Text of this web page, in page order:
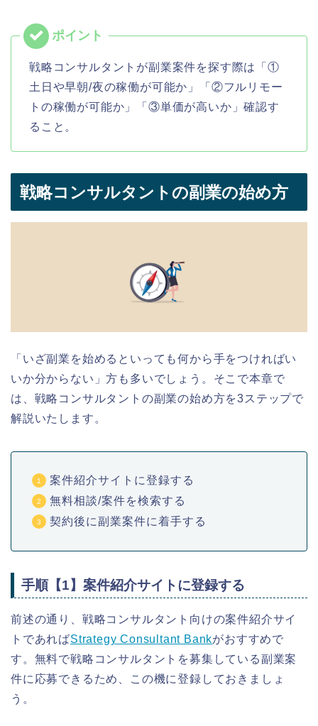
戦略コンサルタントが副業案件を探す際は「①
土日や早朝/夜の稼働が可能か」「②フルリモー
トの稼働が可能か」「③単価が高いか」確認す
ること。
戦略コンサルタントの副業の始め方
「いざ副業を始めるといっても何から手をつければい
いか分からない」方も多いでしょう。そこで本章で
は、戦略コンサルタントの副業の始め方を3ステップで
解説いたします。
案件紹介サイトに登録する
無料相談/案件を検索する
契約後に副業案件に着手する
手順【1】案件紹介サイトに登録する
前述の通り、戦略コンサルタント向けの案件紹介サイ
トであればStrategy Consultant Bankがおすすめで
す。無料で戦略コンサルタントを募集している副業案
件に応募できるため、この機に登録しておきましょ
う。